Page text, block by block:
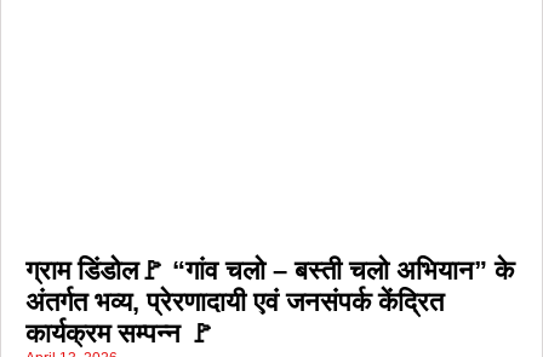
ग्राम डिंडोल🚩 “गांव चलो – बस्ती चलो अभियान” के
अंतर्गत भव्य, प्रेरणादायी एवं जनसंपर्क केंद्रित
कार्यक्रम सम्पन्न 🚩